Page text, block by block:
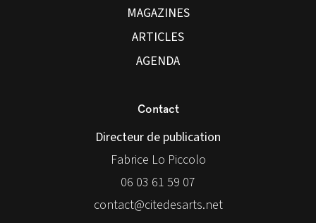
MAGAZINES
ARTICLES
AGENDA
Contact
Directeur de publication
Fabrice Lo Piccolo
06 03 61 59 07
contact@citedesarts.net